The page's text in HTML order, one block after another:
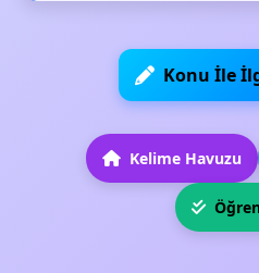
Konu İle
Kelime Havuzu